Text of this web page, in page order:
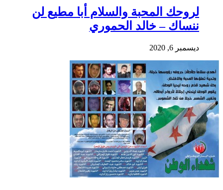
لروحك المحبة والسلام أبا مطيع لن
ننساك – خالد الحموري
ديسمبر 6, 2020